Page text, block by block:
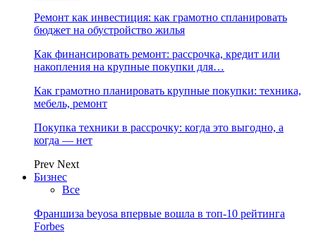
Ремонт как инвестиция: как грамотно спланировать
бюджет на обустройство жилья
Как финансировать ремонт: рассрочка, кредит или
накопления на крупные покупки для…
Как грамотно планировать крупные покупки: техника,
мебель, ремонт
Покупка техники в рассрочку: когда это выгодно, а
когда — нет
Prev Next
Бизнес
Все
Франшиза beyosa впервые вошла в топ-10 рейтинга
Forbes